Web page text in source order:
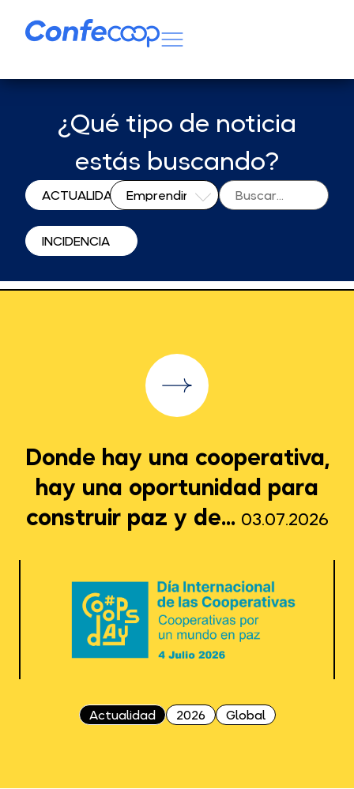
¿Qué tipo de noticia
estás buscando?
ACTUALIDAD
INCIDENCIA
Donde hay una cooperativa,
hay una oportunidad para
construir paz y de... 03.07.2026
Actualidad 2026 Global